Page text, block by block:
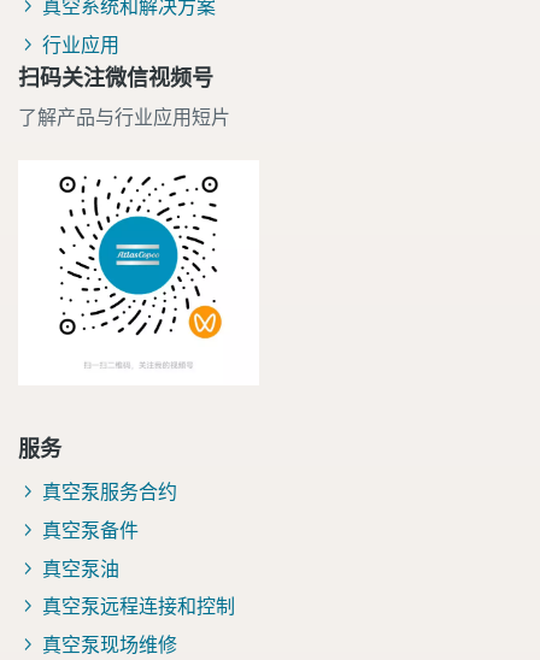
真空系统和解决方案
行业应用
扫码关注微信视频号
了解产品与行业应用短片
服务
真空泵服务合约
真空泵备件
真空泵油
真空泵远程连接和控制
真空泵现场维修